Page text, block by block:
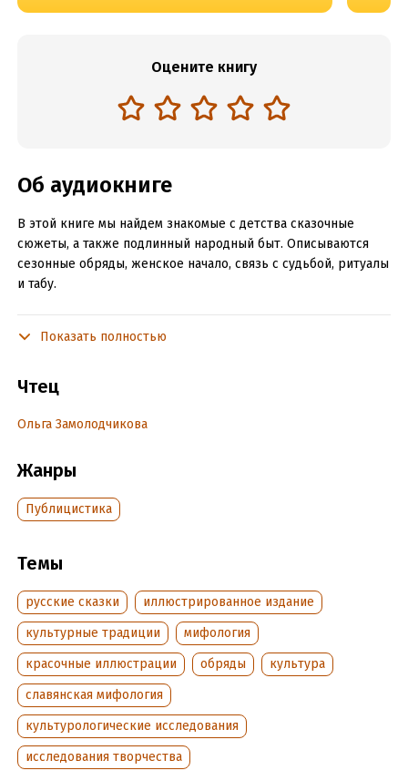
Оцените книгу
Об аудиокниге
В этой книге мы найдем знакомые с детства сказочные
сюжеты, а также подлинный народный быт. Описываются
сезонные обряды, женское начало, связь с судьбой, ритуалы
и табу.
Подробная информация
Год издания:
Дата поступления:
Показать полностью
Чтец
Ольга Замолодчикова
Жанры
Публицистика
Темы
русские сказки
иллюстрированное издание
культурные традиции
мифология
красочные иллюстрации
обряды
культура
славянская мифология
культурологические исследования
исследования творчества